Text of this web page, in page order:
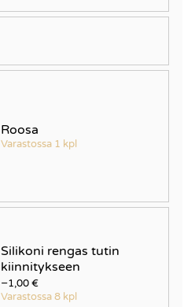
Roosa
Varastossa 1 kpl
Silikoni rengas tutin
kiinnitykseen
−1,00 €
Varastossa 8 kpl